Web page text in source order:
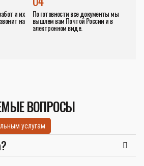
По готовности все документы мы
вышлем вам Почтой России и в
электронном виде.
и их
на
ВОПРОСЫ
услугам